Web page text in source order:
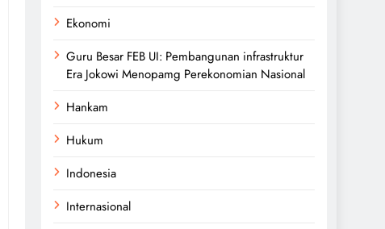
Ekonomi
Guru Besar FEB UI: Pembangunan infrastruktur
Era Jokowi Menopamg Perekonomian Nasional
Hankam
Hukum
Indonesia
Internasional